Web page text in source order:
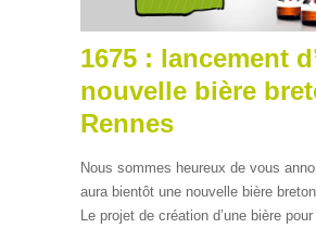
1675 : lancement
nouvelle bière
Rennes
Nous sommes heureux de vous
aura bientôt une nouvelle bière
Le projet de création d’une bière